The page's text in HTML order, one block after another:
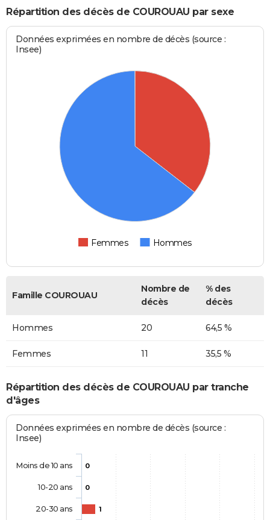
Répartition des décès de COUROUAU par sexe
Données exprimées en nombre de décès (source :
Insee)
Femmes Hommes
Famille COUROUAU
Nombre de
décès
% des
décès
Hommes 20 64,5 %
Femmes 11 35,5 %
Répartition des décès de COUROUAU par tranche
d'âges
Données exprimées en nombre de décès (source :
Insee)
0
0
1
Moins de 10 ans
10-20 ans
20-30 ans